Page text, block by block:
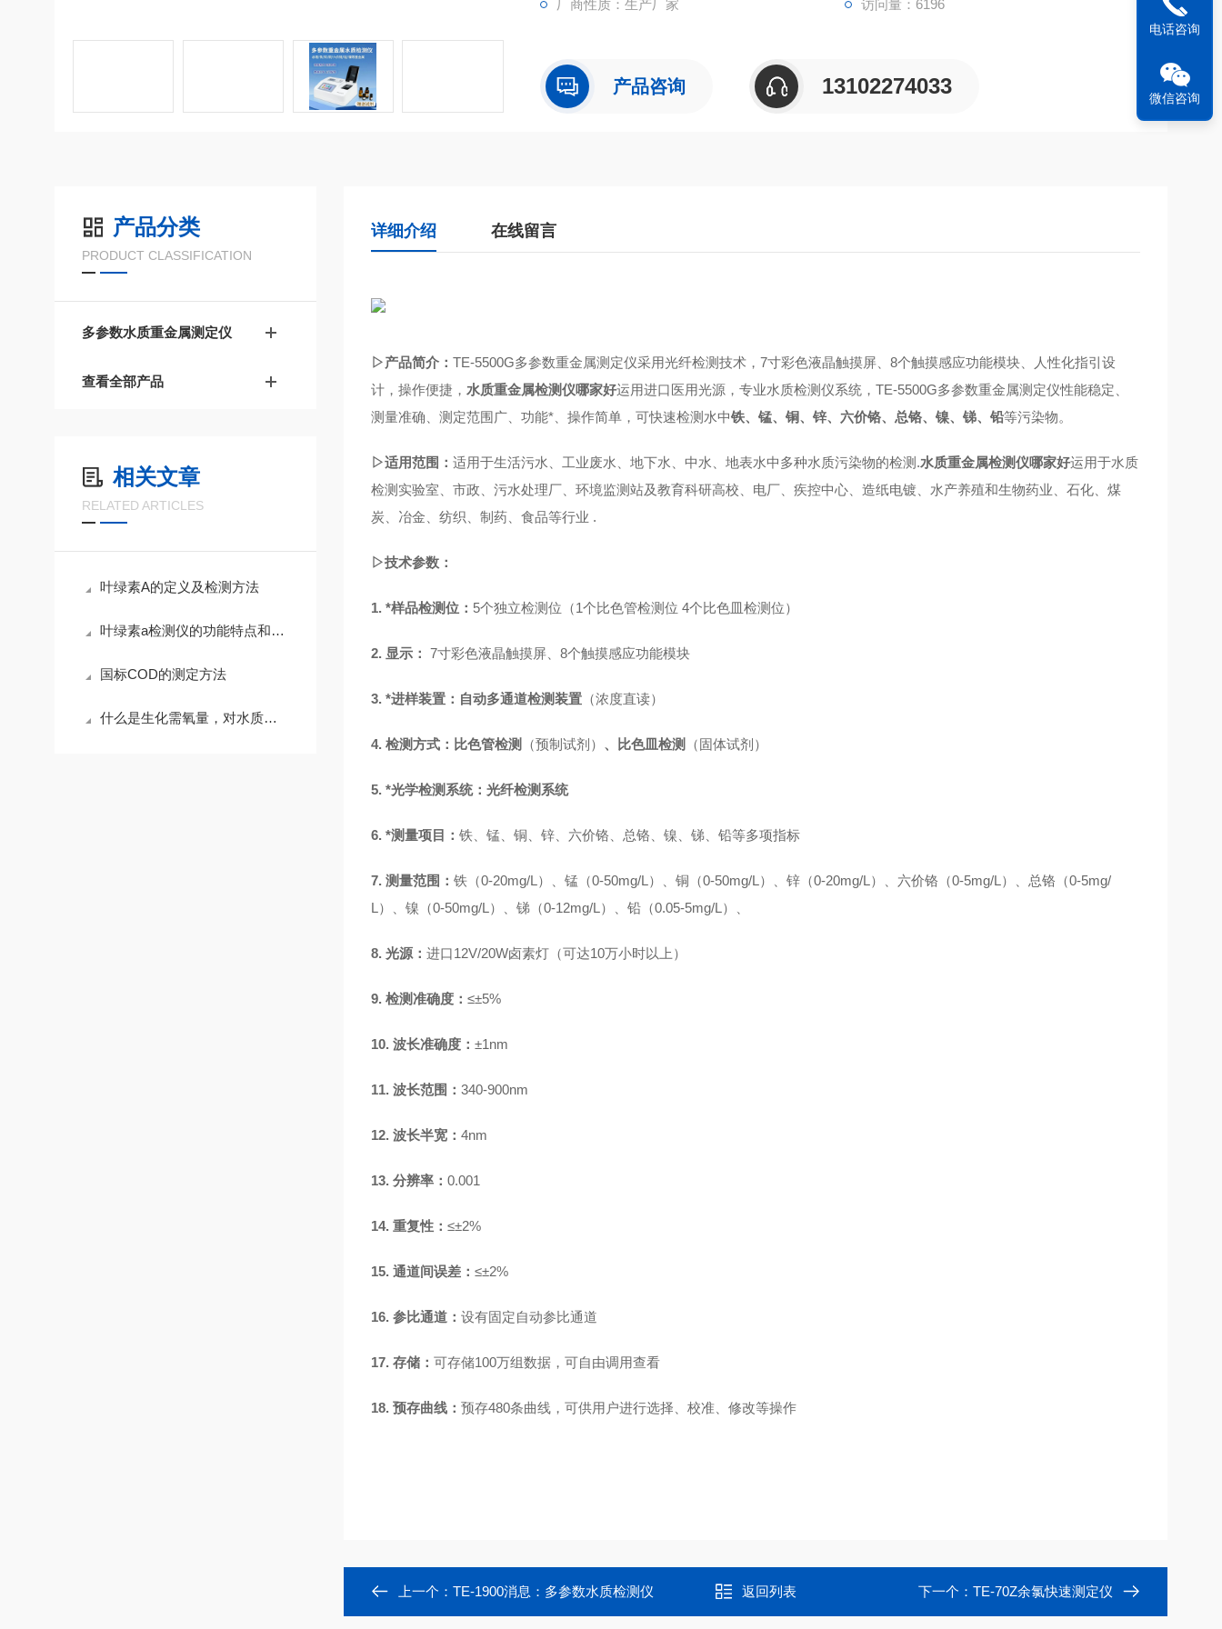
厂商性质：生产厂家 访问量：6196
产品咨询 13102274033
产品分类
PRODUCT CLASSIFICATION
多参数水质重金属测定仪
查看全部产品
相关文章
RELATED ARTICLES
叶绿素A的定义及检测方法
叶绿素a检测仪的功能特点和适用领域
国标COD的测定方法
什么是生化需氧量，对水质有什么影响？
详细介绍 在线留言
▷产品简介： TE-5500G多参数重金属测定仪采用光纤检测技术，7寸彩色液晶触摸屏、8个触摸感应功能模块、人性化指引设
计，操作便捷， 水质重金属检测仪哪家好运用进口医用光源，专业水质检测仪系统， TE-5500G多参数重金属测定仪性能稳定、
测量准确、测定范围广、功能*、操作简单，可快速检测水中铁、锰、铜、锌、六价铬、总铬、镍、锑、铅等污染物。
▷适用范围： 适用于生活污水、工业废水、地下水、中水、地表水中多种水质污染物的检测 .水质重金属检测仪哪家好运用于水质
检测实验室、市政、污水处理厂、环境监测站及教育科研高校、电厂、疾控中心、造纸电镀、水产养殖和生物药业、石化、煤
炭、冶金、纺织、制药、食品等行业 .
▷技术参数：
1. *样品检测位： 5个独立检测位（1个比色管检测位 4个比色皿检测位）
2. 显示： 7寸彩色液晶触摸屏、 8个触摸感应功能模块
3. *进样装置：自动多通道检测装置（浓度直读）
4. 检测方式：比色管检测 （预制试剂） 、比色皿检测 （固体试剂）
5. *光学检测系统：光纤检测系统
6. *测量项目： 铁、锰、铜、锌、六价铬、总铬、镍、锑、铅等多项指标
7. 测量范围： 铁（0-20mg/L）、 锰 （0-50mg/L）、 铜 （0-50mg/L）、 锌（0-20mg/L）、 六价铬 （0-5mg/L ）、 总铬（0-5mg/
L）、镍 （0-50mg/L ）、 锑（0-12mg/L）、铅（0.05-5mg/L）、
8. 光源： 进口12V/20W卤素灯（可达10万小时以上）
9. 检测准确度： ≤±5%
10. 波长准确度： ±1nm
11. 波长范围： 340-900nm
12. 波长半宽： 4nm
13. 分辨率： 0.001
14. 重复性： ≤±2%
15. 通道间误差： ≤±2%
16. 参比通道： 设有固定自动参比通道
17. 存储： 可存储100万组数据，可自由调用查看
18. 预存曲线： 预存480条曲线，可供用户进行选择、校准、修改等操作
上一个： TE-1900消息：多参数水质检测仪 返回列表 下一个： TE-70Z余氯快速测定仪
电话咨询
微信咨询